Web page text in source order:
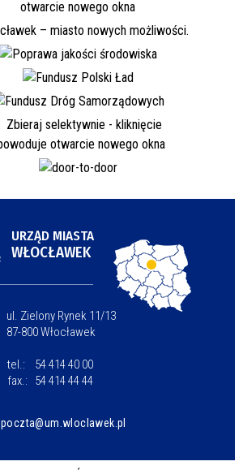
URZĄD MIASTA
WŁOCŁAWEK
ul. Zielony Rynek 11/13
87-800 Włocławek
tel.:
54 414 40 00
fax.:
54 414 44 44
poczta@um.wloclawek.pl